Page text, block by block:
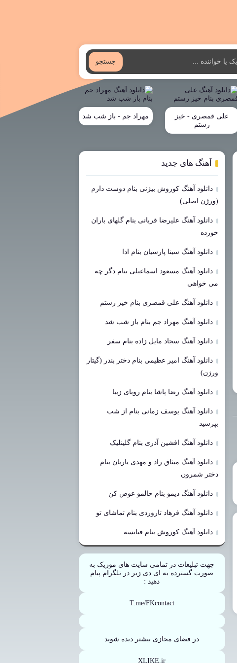
جستجو
علی قمصری - خیز
رستم
مهراد جم - باز شب شد
آهنگ های جدید
دانلود آهنگ کوروش بیژنی بنام دوست دارم
(ورژن اصلی)
دانلود آهنگ علیرضا قربانی بنام گلهای باران
خورده
دانلود آهنگ سینا پارسیان بنام ادا
دانلود آهنگ مسعود اسماعیلی بنام دگر چه
می خواهی
دانلود آهنگ علی قمصری بنام خیز رستم
دانلود آهنگ مهراد جم بنام باز شب شد
دانلود آهنگ سجاد مایل زاده بنام سفر
دانلود آهنگ امیر عظیمی بنام دختر بندر (گیتار
ورژن)
دانلود آهنگ رضا پاشا بنام رویای زیبا
دانلود آهنگ یوسف زمانی بنام از شب
بپرسید
دانلود آهنگ افشین آذری بنام گلینلیک
دانلود آهنگ میثاق راد و مهدی یاریان بنام
دختر شمرون
دانلود آهنگ دیمو بنام حالمو عوض کن
دانلود آهنگ فرهاد تاروردی بنام تماشای تو
دانلود آهنگ کوروش بنام فیانسه
جهت تبلیغات در تمامی سایت های موزیک به
صورت گسترده به ای دی زیر در تلگرام پیام
دهید :
T.me/FKcontact
در فضای مجازی بیشتر دیده شوید
XLIKE.ir